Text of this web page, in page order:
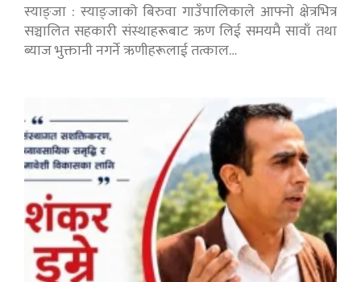
स्याङ्जा : स्याङ्जाको बिरुवा गाउँपालिकाले आफ्नो क्षेत्रभित्र
सञ्चालित सहकारी संस्थाहरूबाट ऋण लिई समयमै सावाँ तथा
ब्याज भुक्तानी नगर्ने ऋणीहरूलाई तत्काल…